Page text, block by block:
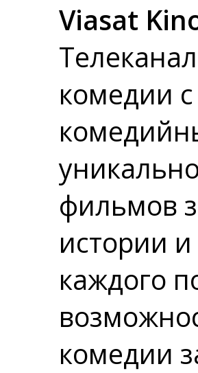
Viasat
комедии
фильмов
истории
каждого
комедии